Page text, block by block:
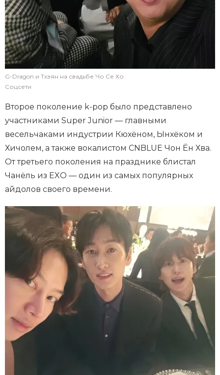
G-Dragon и Тхэян на свадьбе Чо Се Хо
Соцсети
Второе поколение k-pop было представлено
участниками Super Junior — главными
весельчаками индустрии Кюхёном, Ынхёком и
Хичолем, а также вокалистом CNBLUE Чон Ён Хва.
От третьего поколения на празднике блистал
Чанёль из EXO — один из самых популярных
айдолов своего времени.